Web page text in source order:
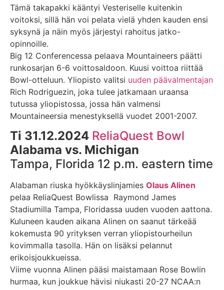
Tämä takapakki kääntyi Vesteriselle kuitenkin
voitoksi, sillä hän voi pelata vielä yhden kauden ensi
syksynä ja näin myös järjestyi rahoitus jatko-
opinnoille.
Big 12 Conferencessa pelaava Mountaineers päätti
runkosarjan 6-6 voittosaldoon. Kuusi voittoa riittää
Bowl-otteluun. Yliopisto valitsi uuden päävalmentajan
Rich Rodriguezin, joka tulee jatkamaan uraansa
tutussa yliopistossa, jossa hän valmensi
Mountaineersia menestyksellä vuodet 2001-2007.
Ti 31.12.2024 ReliaQuest Bowl
Alabama vs. Michigan
Tampa, Florida 12 p.m. eastern time
Alabaman riuska hyökkäyslinjamies Olaus Alinen
pelaa ReliaQuest Bowlissa Raymond James
Stadiumilla Tampa, Floridassa uuden vuoden aattona.
Kuluneen kauden aikana Alinen on saanut tärkeää
kokemusta 90 yrityksen verran yliopistourheilun
kovimmalla tasolla. Hän on lisäksi pelannut
erikoisjoukkueissa.
Viime vuonna Alinen pääsi maistamaan Rose Bowlin
hurmaa, kun joukkue hävisi niukasti 20-27 NCAA:n